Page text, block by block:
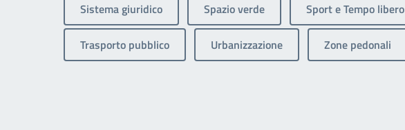
Sistema giuridico Spazio verde Sport e Tempo libero
Trasporto pubblico Urbanizzazione Zone pedonali